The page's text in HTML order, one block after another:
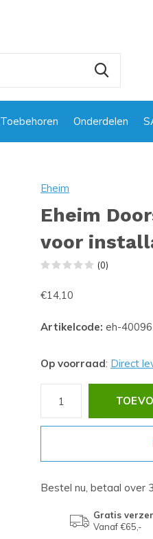
Toebehoren Onderdelen
Eheim
Eheim
voor
(0)
€14,10
Artikelcode: eh-
Op voorraad: Direct
Bestel nu, betaal over
Gratis
Vanaf €65,-